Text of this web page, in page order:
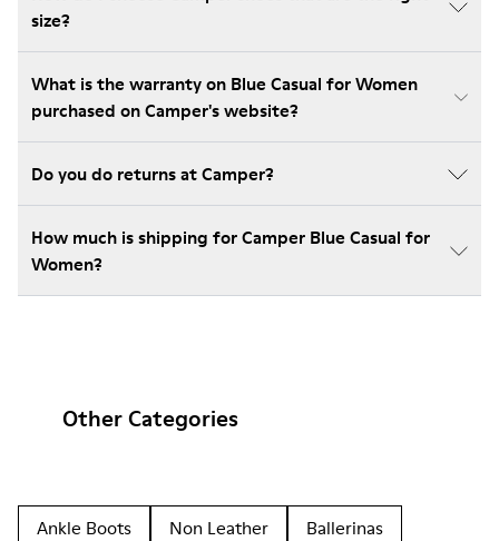
size?
What is the warranty on Blue Casual for Women
purchased on Camper's website?
Do you do returns at Camper?
How much is shipping for Camper Blue Casual for
Women?
Other Categories
Ankle Boots Non Leather
Ballerinas